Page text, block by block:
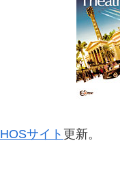
HOSサイト 更新。